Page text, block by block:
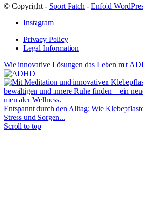
© Copyright - Sport Patch - Enfold
Instagram
Privacy Policy
Legal Information
Wie innovative Lösungen das Leben mit
Entspannt durch den Alltag: Wie
Stress und Sorgen...
Scroll to top